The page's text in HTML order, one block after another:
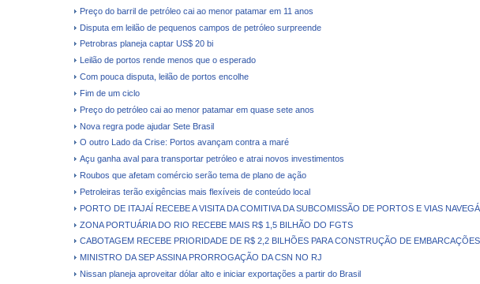
Preço do barril de petróleo cai ao menor patamar em 11 anos
Disputa em leilão de pequenos campos de petróleo surpreende
Petrobras planeja captar US$ 20 bi
Leilão de portos rende menos que o esperado
Com pouca disputa, leilão de portos encolhe
Fim de um ciclo
Preço do petróleo cai ao menor patamar em quase sete anos
Nova regra pode ajudar Sete Brasil
O outro Lado da Crise: Portos avançam contra a maré
Açu ganha aval para transportar petróleo e atrai novos investimentos
Roubos que afetam comércio serão tema de plano de ação
Petroleiras terão exigências mais flexíveis de conteúdo local
PORTO DE ITAJAÍ RECEBE A VISITA DA COMITIVA DA SUBCOMISSÃO DE PORTOS E VIAS
ZONA PORTUÁRIA DO RIO RECEBE MAIS R$ 1,5 BILHÃO DO FGTS
CABOTAGEM RECEBE PRIORIDADE DE R$ 2,2 BILHÕES PARA CONSTRUÇÃO DE EMBARCAÇÕES
MINISTRO DA SEP ASSINA PRORROGAÇÃO DA CSN NO RJ
Nissan planeja aproveitar dólar alto e iniciar exportações a partir do Brasil